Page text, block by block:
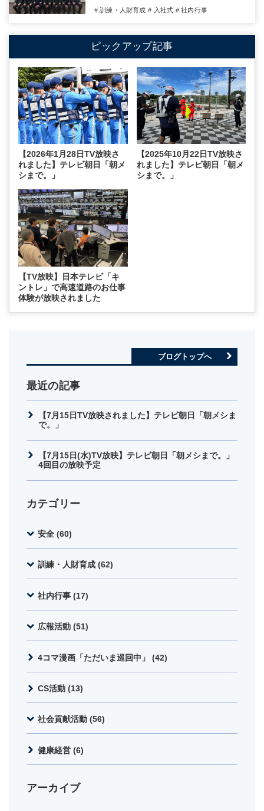
# 訓練・人財育成 # 入社式 # 社内行事
ピックアップ記事
【2026年1月28日TV放映さ
れました】テレビ朝日「朝メ
シまで。」
【2025年10月22日TV放映さ
れました】テレビ朝日「朝メ
シまで。」
【TV放映】日本テレビ「キ
ントレ」で高速道路のお仕事
体験が放映されました
ブログトップへ
最近の記事
【7月15日TV放映されました】テレビ朝日「朝メシま
で。」
【7月15日(水)TV放映】テレビ朝日「朝メシまで。」
4回目の放映予定
カテゴリー
安全 (60)
訓練・人財育成 (62)
社内行事 (17)
広報活動 (51)
4コマ漫画「ただいま巡回中」 (42)
CS活動 (13)
社会貢献活動 (56)
健康経営 (6)
アーカイブ